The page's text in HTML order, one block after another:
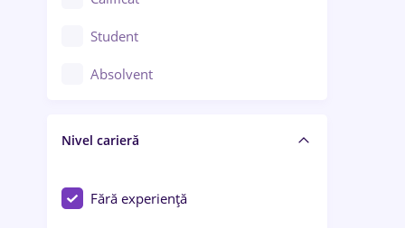
Construcții / Instalații
Controlul calității
Educație / Training / Arte
Student
Absolvent
Nivel carieră
Fără experiență